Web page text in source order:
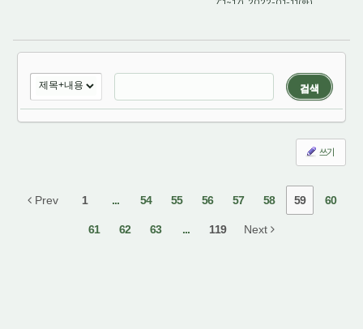
7:1~17)_2022-01-11(화)
검색
쓰기
Prev 1 ... 54 55 56 57 58 59 60
61 62 63 ... 119 Next